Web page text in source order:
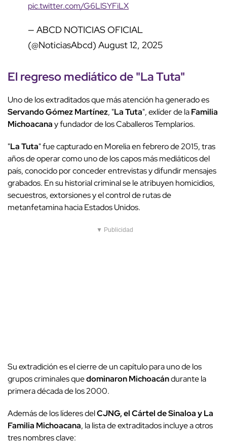
pic.twitter.com/G6LlSYFiLX
— ABCD NOTICIAS OFICIAL
(@NoticiasAbcd) August 12, 2025
El regreso mediático de "La Tuta"
Uno de los extraditados que más atención ha generado es
Servando Gómez Martínez, "La Tuta", exlíder de laFamilia
Michoacanay fundador de los Caballeros Templarios.
"La Tuta" fue capturado en Morelia en febrero de 2015, tras
años de operar como uno de los capos más mediáticos del
país, conocido por conceder entrevistas y difundir mensajes
grabados. En su historial criminal se le atribuyen homicidios,
secuestros, extorsiones y el control de rutas de
metanfetamina hacia Estados Unidos.
▼ Publicidad
Su extradición es el cierre de un capítulo para uno de los
grupos criminales quedominaron Michoacándurante la
primera década de los 2000.
Además de los líderes delCJNG, el Cártel de Sinaloa y La
Familia Michoacana, la lista de extraditados incluye a otros
tres nombres clave: